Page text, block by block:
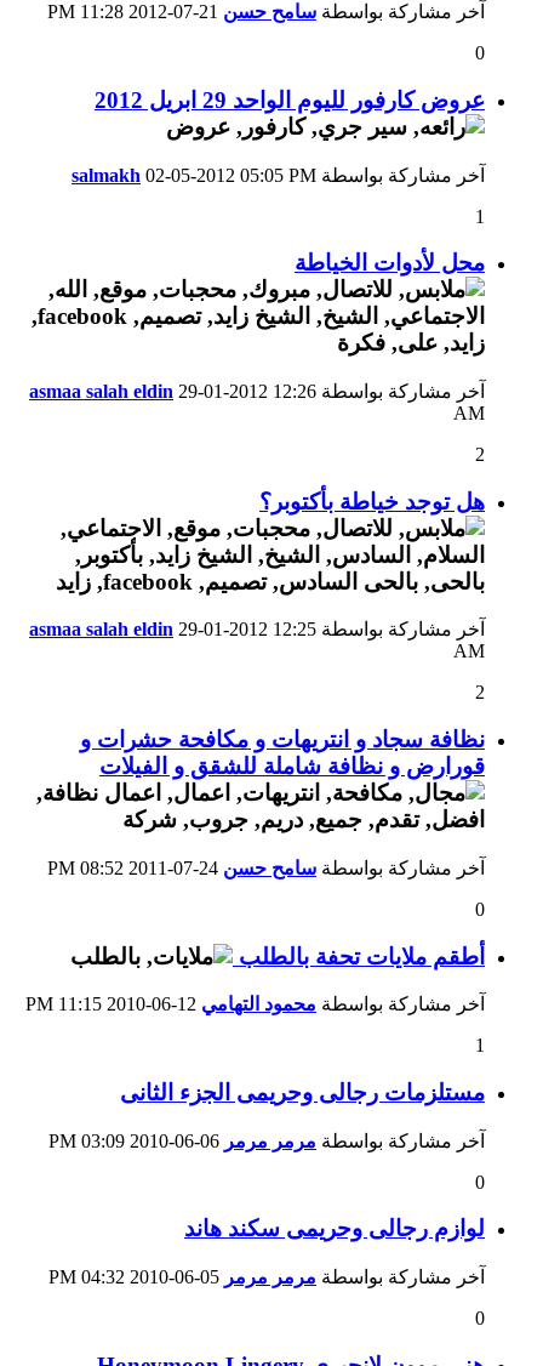
آخر مشاركة بواسطة سامح حسن
11:28 PM
0
عروض كارفور لليوم الواحد 29 ابريل 2012
آخر مشاركة بواسطة salmakh 02-05-2012 05:05 PM
1
محل لأدوات الخياطة
آخر مشاركة بواسطة asmaa salah eldin 29-01-2012 12:26
AM
2
هل توجد خياطة بأكتوبر؟
آخر مشاركة بواسطة asmaa salah eldin 29-01-2012 12:25
AM
2
نظافة سجاد و انتريهات و مكافحة حشرات و
قورارض و نظافة شاملة للشقق و الفيلات
آخر مشاركة بواسطة سامح حسن
08:52 PM
0
أطقم ملايات تحفة بالطلب
آخر مشاركة بواسطة محمود التهامي
11:15 PM
1
مستلزمات رجالى وحريمى الجزء الثانى
آخر مشاركة بواسطة مرمر مرمر
03:09 PM
0
لوازم رجالى وحريمى سكند هاند
آخر مشاركة بواسطة مرمر مرمر
04:32 PM
0